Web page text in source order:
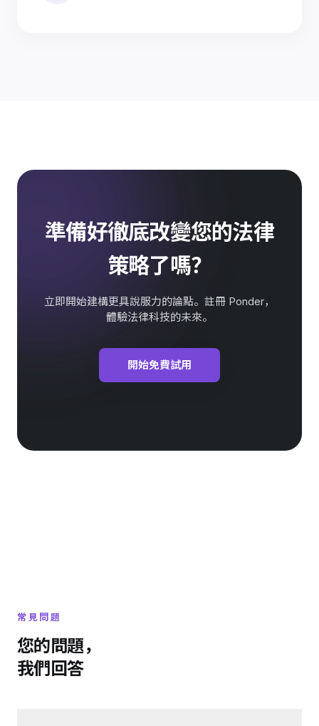
準備好徹底改變您的法律
策略了嗎？
立即開始建構更具說服力的論點。註冊 Ponder，
體驗法律科技的未來。
開始免費試用
常見問題
您的問題，
我們回答